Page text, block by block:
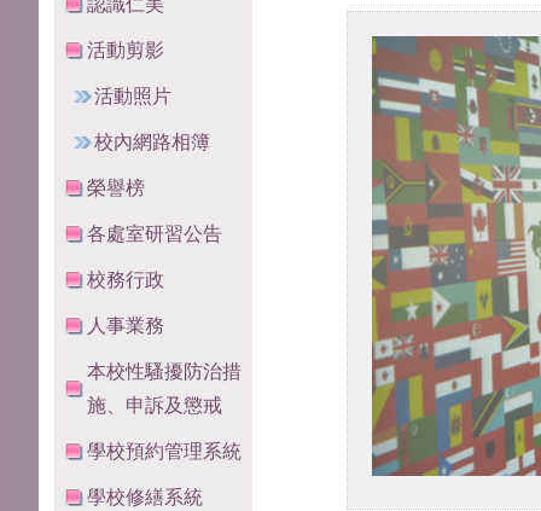
認識仁美
活動剪影
活動照片
校內網路相簿
榮譽榜
各處室研習公告
校務行政
人事業務
本校性騷擾防治措
施、申訴及懲戒
學校預約管理系統
學校修繕系統